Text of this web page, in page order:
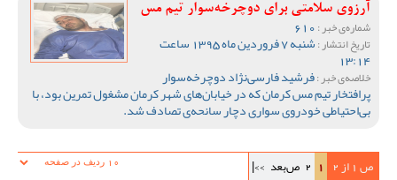
آرزوی سلامتی برای دوچرخه‌سوار تیم مس
شماره‌ی خبر :
تاریخ انتشار : شنبه 7 فروردین ماه 1395 ساعت
13:14
خلاصه‌ی خبر :فرشید فارسی‌نژاد دوچرخه‌سوار
پرافتخار تیم مس کرمان که در خیابان‌های شهر کرمان مشغول تمرین بود، با
بی‌احتیاطی خودروی سواری دچار سانحه‌ی تصادف شد.
ص 1 از 2 1
2 ص‌بعد >>|